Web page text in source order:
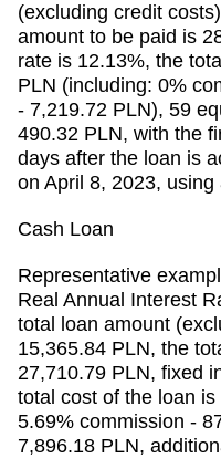
(excluding credit
amount to be paid is
rate is 12.13%, the
PLN (including: 0%
- 7,219.72 PLN), 59
490.32 PLN, with the
days after the loan is
on April 8, 2023,
Cash Loan
Representative
Real Annual Interest
total loan amount
15,365.84 PLN, the
27,710.79 PLN, fixed
total cost of the loan
5.69% commission -
7,896.18 PLN,